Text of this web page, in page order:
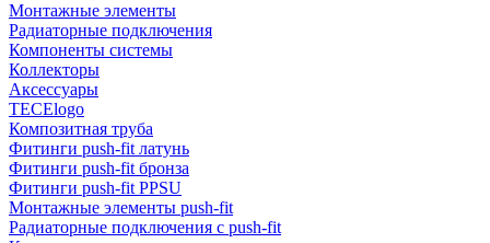
Монтажные элементы
Радиаторные подключения
Компоненты системы
Коллекторы
Аксессуары
TECElogo
Композитная труба
Фитинги push-fit латунь
Фитинги push-fit бронза
Фитинги push-fit PPSU
Монтажные элементы push-fit
Радиаторные подключения с push-fit